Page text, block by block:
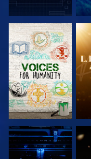
UTFORSKA
SERIEN
UTFORSKA